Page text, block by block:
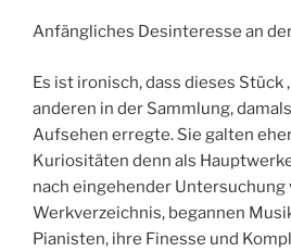
Anfängliches Desinteresse an
Es ist ironisch, dass dieses Stück
anderen in der Sammlung,
Aufsehen erregte. Sie galten
Kuriositäten denn als
nach eingehender Untersuchung
Werkverzeichnis, begannen
Pianisten, ihre Finesse und